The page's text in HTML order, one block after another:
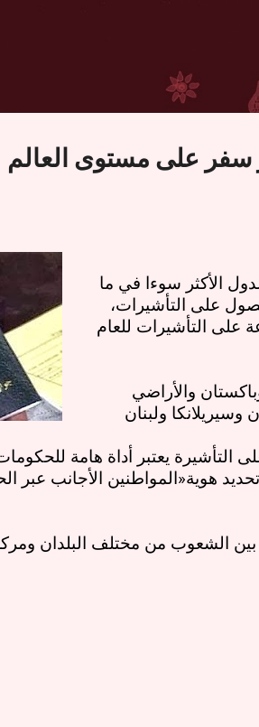
سفر على مستوى العالم
الأكثر سوءا في ما
على التأشيرات،
على التأشيرات للعام
والأراضي
وسيريلانكا ولبنان
التأشيرة يعتبر أداة هامة
المواطنين الأجانب عبر«هوية
الشعوب من مختلف البلدان